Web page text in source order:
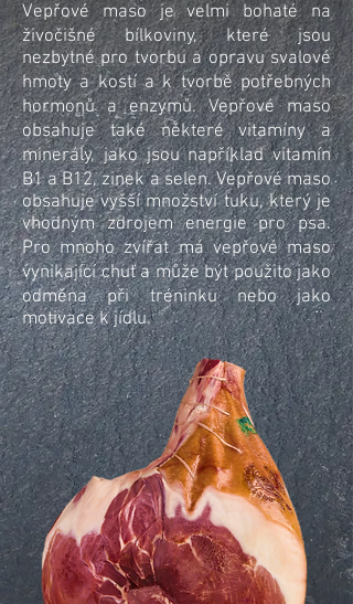
Vepřové maso je velmi bohaté na
živočišné bílkoviny, které jsou
nezbytné pro tvorbu a opravu svalové
hmoty a kostí a k tvorbě potřebných
hormonů a enzymů. Vepřové maso
obsahuje také některé vitamíny a
minerály, jako jsou například vitamín
B1 a B12, zinek a selen. Vepřové maso
obsahuje vyšší množství tuku, který je
vhodným zdrojem energie pro psa.
Pro mnoho zvířat má vepřové maso
vynikající chuť a může být použito jako
odměna při tréninku nebo jako
motivace k jídlu.